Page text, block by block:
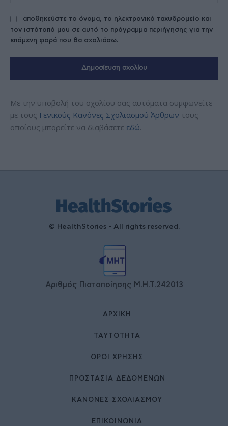
αποθηκεύστε το όνομα, το ηλεκτρονικό ταχυδρομείο και
τον ιστότοπό μου σε αυτό το πρόγραμμα περιήγησης για την
επόμενη φορά που θα σχολιάσω.
Με την υποβολή του σχολίου σας αυτόματα συμφωνείτε
με τους Γενικούς Κανόνες Σχολιασμού Άρθρων τους
οποίους μπορείτε να διαβάσετε εδώ.
© HealthStories - All rights reserved.
Αριθμός Πιστοποίησης Μ.Η.Τ.242013
ΑΡΧΙΚΉ
ΤΑΥΤΌΤΗΤΑ
ΌΡΟΙ ΧΡΉΣΗΣ
ΠΡΟΣΤΑΣΙΑ ΔΕΔΟΜΕΝΩΝ
ΚΑΝΟΝΕΣ ΣΧΟΛΙΑΣΜΟΥ
ΕΠΙΚΟΙΝΩΝΊΑ